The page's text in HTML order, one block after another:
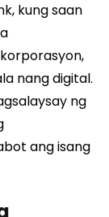
kung saan
nang digital.
ng
ang isang